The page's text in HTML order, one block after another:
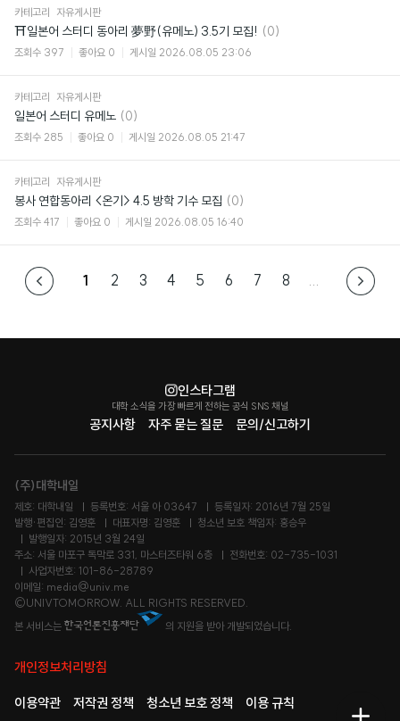
카테고리 자유게시판
⛩일본어 스터디 동아리 夢野(유메노) 3.5기 모집! 댓
(0)
조회수 397 좋아요 0 게시일 2026.08.05 23:06
카테고리 자유게시판
일본어 스터디 유메노 댓
(0)
조회수 285 좋아요 0 게시일 2026.08.05 21:47
카테고리 자유게시판
봉사 연합동아리 <온기> 4.5 방학 기수 모집 댓
글
(0)
조회수 417 좋아요 0 게시일 2026.08.05 16:40
1 2 3 4 5 6 7 8 ...
공지사항 자주 묻는 질문 문의/신고하기
인스타그램
대학 소식을 가장 빠르게 전하는 공식 SNS 채널
(주)대학내일
제호: 대학내일 등록번호: 서울 아 03647
등록일자: 2016년 7월 25일
발행·편집인: 김영훈
대표자명: 김영훈
청소년 보호 책임자: 홍승우
발행일자: 2015년 3월 24일
주소: 서울 마포구 독막로 331, 마스터즈타워 6층
전화번호: 02-735-1031
사업자번호: 101-86-28789
이메일: media@univ.me
©UNIVTOMORROW. ALL RIGHTS RESERVED.
본 서비스는
의 지원을 받아 개발되었습니다.
개인정보처리방침
이용약관 저작권 정책 청소년 보호 정책 이용 규칙